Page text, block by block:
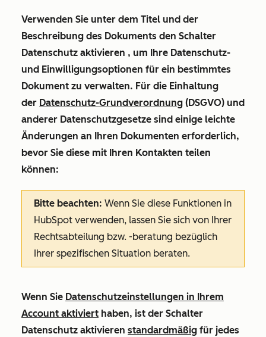
Verwenden Sie unter dem Titel und der
Beschreibung des Dokuments den Schalter
Datenschutz aktivieren , um Ihre Datenschutz-
und Einwilligungsoptionen für ein bestimmtes
Dokument zu verwalten. Für die Einhaltung
der Datenschutz-Grundverordnung (DSGVO) und
anderer Datenschutzgesetze sind einige leichte
Änderungen an Ihren Dokumenten erforderlich,
bevor Sie diese mit Ihren Kontakten teilen
können:
Bitte beachten: Wenn Sie diese Funktionen in
HubSpot verwenden, lassen Sie sich von Ihrer
Rechtsabteilung bzw. -beratung bezüglich
Ihrer spezifischen Situation beraten.
Wenn Sie Datenschutzeinstellungen in Ihrem
Account aktiviert haben, ist der Schalter
Datenschutz aktivieren standardmäßig für jedes